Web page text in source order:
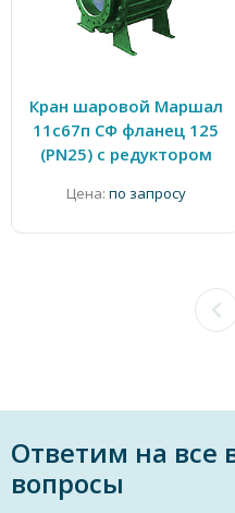
Кран шаровой Маршал
11с67п СФ фланец 125
(PN25) с редуктором
Цена: по запросу
Ответим на все
вопросы